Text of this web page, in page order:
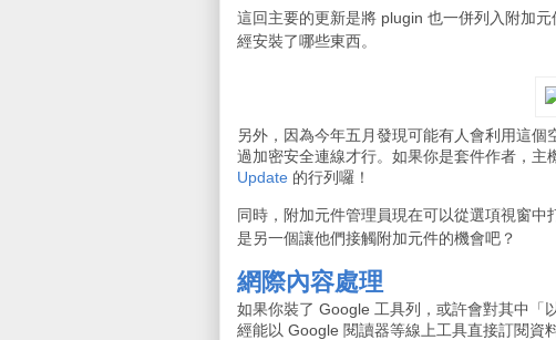
這回主要的更新是將 plugin 也一併列入附加
經安裝了哪些東西。
另外，因為今年五月發現可能有人會利用這
過加密安全連線才行。如果你是套件作者，主
Update 的行列囉！
同時，附加元件管理員現在可以從選項視窗
是另一個讓他們接觸附加元件的機會吧？
網際內容處理
如果你裝了 Google 工具列，或許會對其中「
經能以 Google 閱讀器等線上工具直接訂閱資